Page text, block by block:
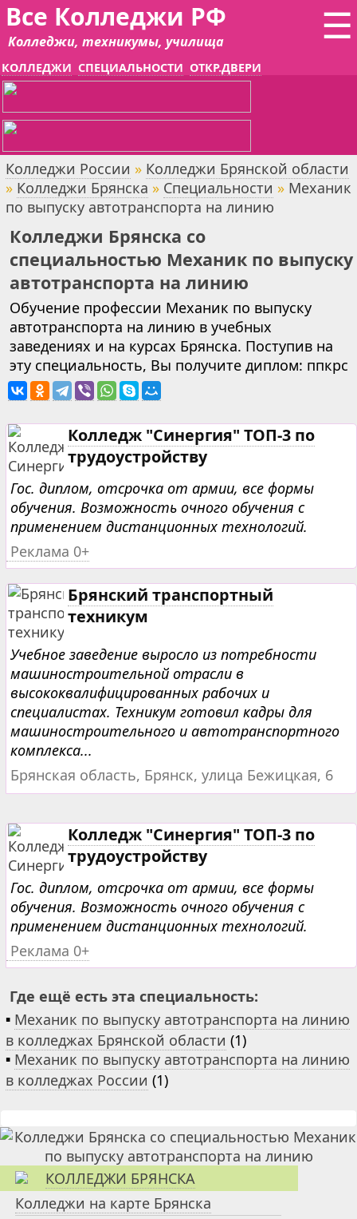
☰
Все Колледжи РФ
Колледжи, техникумы, училища
КОЛЛЕДЖИ СПЕЦИАЛЬНОСТИ ОТКР.ДВЕРИ
Колледжи России » Колледжи Брянской области
» Колледжи Брянска » Специальности » Механик
по выпуску автотранспорта на линию
Колледжи Брянска со
специальностью Механик по выпуску
автотранспорта на линию
Обучение профессии Механик по выпуску
автотранспорта на линию в учебных
заведениях и на курсах Брянска. Поступив на
эту специальность, Вы получите диплом: ппкрс
Колледж "Синергия" ТОП-3 по
трудоустройству
Гос. диплом, отсрочка от армии, все формы
обучения. Возможность очного обучения с
применением дистанционных технологий.
Реклама 0+
Брянский транспортный
техникум
Учебное заведение выросло из потребности
машиностроительной отрасли в
высококвалифицированных рабочих и
специалистах. Техникум готовил кадры для
машиностроительного и автотранспортного
комплекса...
Брянская область, Брянск, улица Бежицкая, 6
Колледж "Синергия" ТОП-3 по
трудоустройству
Гос. диплом, отсрочка от армии, все формы
обучения. Возможность очного обучения с
применением дистанционных технологий.
Реклама 0+
Где ещё есть эта специальность:
▪ Механик по выпуску автотранспорта на линию
в колледжах Брянской области (1)
▪ Механик по выпуску автотранспорта на линию
в колледжах России (1)
КОЛЛЕДЖИ БРЯНСКА
Колледжи на карте Брянска